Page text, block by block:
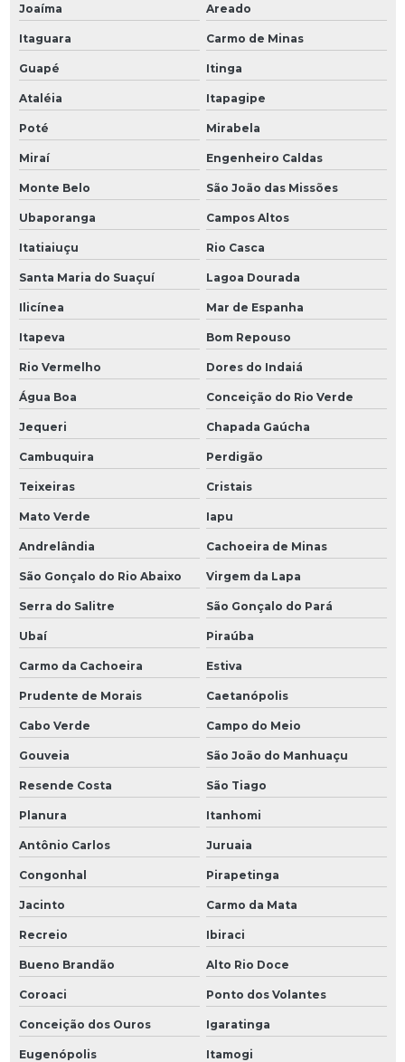
Joaíma Areado
Itaguara Carmo de Minas
Guapé Itinga
Ataléia Itapagipe
Poté Mirabela
Miraí Engenheiro Caldas
Monte Belo São João das Missões
Ubaporanga Campos Altos
Itatiaiuçu Rio Casca
Santa Maria do Suaçuí Lagoa Dourada
Ilicínea Mar de Espanha
Itapeva Bom Repouso
Rio Vermelho Dores do Indaiá
Água Boa Conceição do Rio Verde
Jequeri Chapada Gaúcha
Cambuquira Perdigão
Teixeiras Cristais
Mato Verde Iapu
Andrelândia Cachoeira de Minas
São Gonçalo do Rio Abaixo Virgem da Lapa
Serra do Salitre São Gonçalo do Pará
Ubaí Piraúba
Carmo da Cachoeira Estiva
Prudente de Morais Caetanópolis
Cabo Verde Campo do Meio
Gouveia São João do Manhuaçu
Resende Costa São Tiago
Planura Itanhomi
Antônio Carlos Juruaia
Congonhal Pirapetinga
Jacinto Carmo da Mata
Recreio Ibiraci
Bueno Brandão Alto Rio Doce
Coroaci Ponto dos Volantes
Conceição dos Ouros Igaratinga
Eugenópolis Itamogi